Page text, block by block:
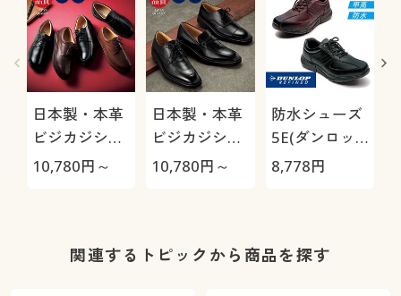
日本製・本革
ビジカジシュ
ーズ4E(リナ
10,780円～
日本製・本革
ビジカジシュ
ーズ4E(リナ
10,780円～
防水シューズ
5E(ダンロッ
プリファイン
8,778円
関連するトピックから商品を探す